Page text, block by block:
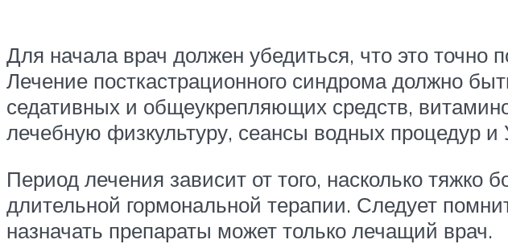
Для начала врач должен убедиться, что это точно
Лечение посткастрационного синдрома должно
седативных и общеукрепляющих средств,
лечебную физкультуру, сеансы водных процедур
Период лечения зависит от того, насколько тяжко
длительной гормональной терапии. Следует
назначать препараты может только лечащий врач.